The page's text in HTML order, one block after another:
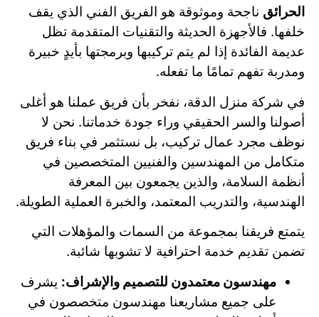
الحرائق ناجحة وموثوقة هو الفريق الفني الذي يقف
خلفها. فالأجهزة الحديثة والتقنيات المتقدمة تظل
عديمة الفائدة إذا لم يتم تركيبها وبرمجتها بأيدٍ خبيرة
ومدربة تفهم تمامًا ما تفعله.
في شركة منزل الدقة، نفخر بأن فريق عملنا هو أغلى
أصولنا والسر الحقيقي وراء جودة خدماتنا. نحن لا
نوظف مجرد عمال تركيب، بل نستثمر في بناء فريق
متكامل من المهندسين والفنيين المتخصصين في
أنظمة السلامة، والذين يجمعون بين المعرفة
الهندسية، والتدريب المعتمد، والخبرة العملية الطويلة.
يتمتع فريقنا بمجموعة من السمات والمؤهلات التي
تضمن تقديم خدمة احترافية لا تشوبها شائبة.
مهندسون معتمدون للتصميم والإشراف: يشرف
على جميع مشاريعنا مهندسون متخصصون في